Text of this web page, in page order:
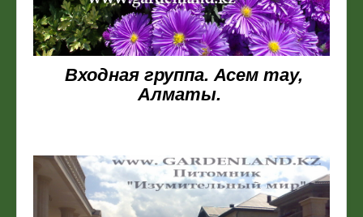
Входная группа. Асем тау,
Алматы.